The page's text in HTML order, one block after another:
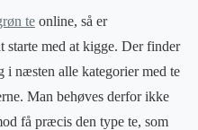
te online, så er
starte med at kigge. Der finder
i næsten alle kategorier med te
Man behøves derfor ikke
få præcis den type te, som